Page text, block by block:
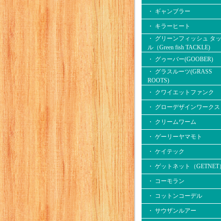
・ ギャンブラー
・ キラーヒート
・ グリーンフィッシュ タ
ル（Green fish TACKLE)
・ グゥーバー(GOOBER)
・ グラスルーツ(GRASS
ROOTS)
・ クワイエットファンク
・ グローデザインワークス
・ クリームワーム
・ ゲーリーヤマモト
・ ケイテック
・ ゲットネット（GETNET
・ コーモラン
・ コットンコーデル
・ サウザンルアー